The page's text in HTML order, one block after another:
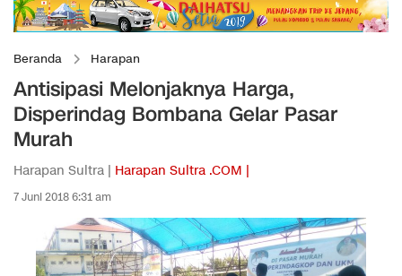
Beranda Harapan
Antisipasi Melonjaknya Harga,
Disperindag Bombana Gelar Pasar
Murah
Harapan Sultra | Harapan Sultra .COM |
7 Juni 2018 6:31 am